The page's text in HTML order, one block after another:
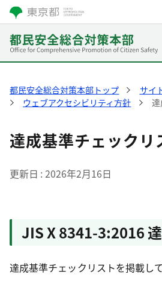
都民安全総合対策本部トップ
サイ
ウェブアクセシビリティ方針
達成基準チェックリ
更新日 2026年2月16日
JIS X 8341-3:2016
達成基準チェックリストを掲載して